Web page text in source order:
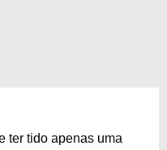
ter tido apenas uma